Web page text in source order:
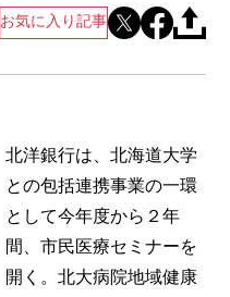
お気に入り記事
北洋銀行は、北海道大学
との包括連携事業の一環
として今年度から２年
間、市民医療セミナーを
開く。北大病院地域健康